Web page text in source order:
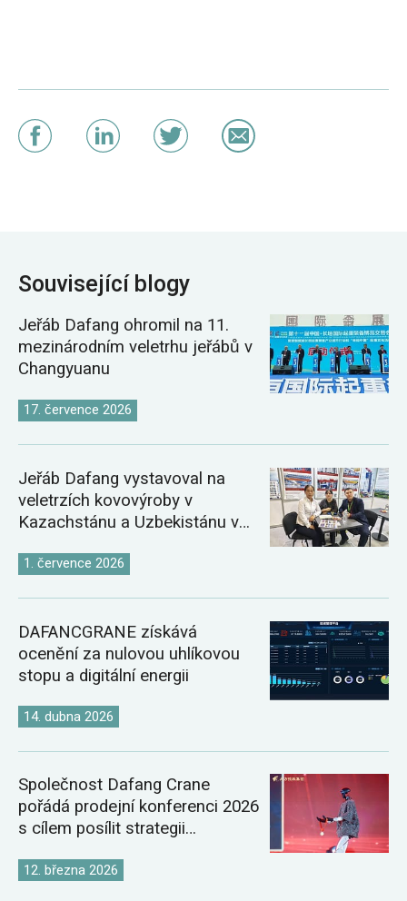
Související blogy
Jeřáb Dafang ohromil na 11.
mezinárodním veletrhu jeřábů v
Changyuanu
17. července 2026
Jeřáb Dafang vystavoval na
veletrzích kovovýroby v
Kazachstánu a Uzbekistánu v
1. července 2026
DAFANCGRANE získává
ocenění za nulovou uhlíkovou
stopu a digitální energii
14. dubna 2026
Společnost Dafang Crane
pořádá prodejní konferenci 2026
s cílem posílit strategii
12. března 2026